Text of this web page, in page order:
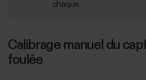
chaque.
Calibrage manuel du
foulée